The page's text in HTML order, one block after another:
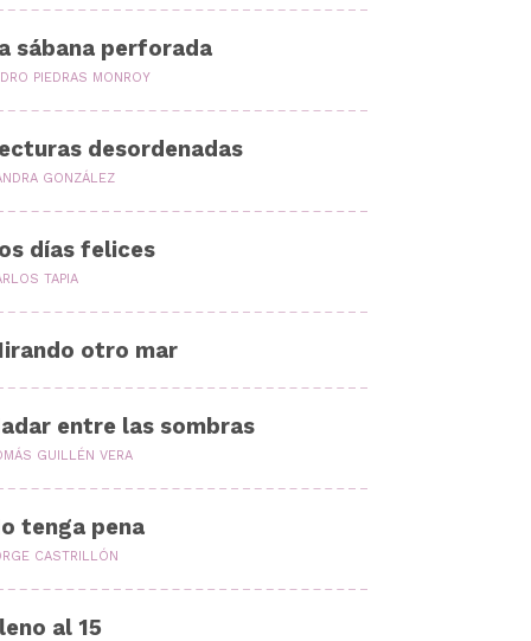
sábana perforada
PIEDRAS MONROY
desordenadas
GONZÁLEZ
días felices
TAPIA
otro mar
entre las sombras
GUILLÉN VERA
tenga pena
CASTRILLÓN
al 15